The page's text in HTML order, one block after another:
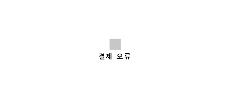
결제 오류